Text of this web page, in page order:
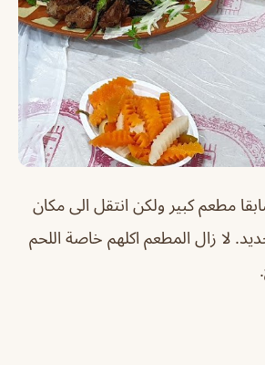
مطعم كبير ولكن انتقل الى مكان
لا زال المطعم اكلهم خاصة اللحم